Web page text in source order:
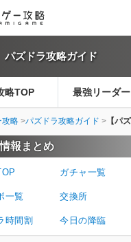
パズドラ攻略ガイド
略TOP 最強リーダー
攻略 パズドラ攻略ガイド 【パ
報まとめ
ガチャ一覧
一覧 交換所
時間割 今日の降臨